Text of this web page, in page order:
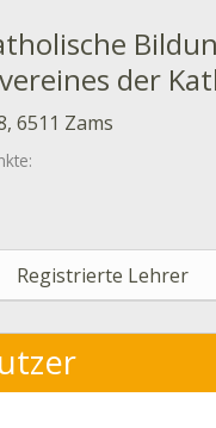
der
6511 Zams
Registrierte Lehrer